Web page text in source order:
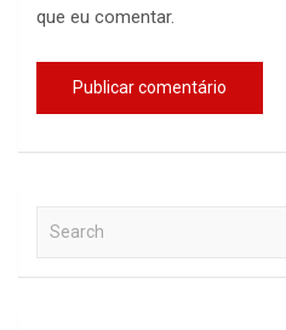
que eu comentar.
a